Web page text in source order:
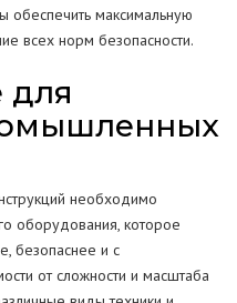
обеспечить максимальную
всех норм безопасности.
для
необходимо
оборудования, которое
безопаснее и с
от сложности и масштаба